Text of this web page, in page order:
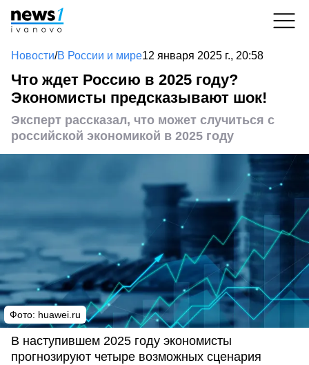
Новости/В России и мире12 января 2025 г., 20:58
Что ждет Россию в 2025 году?
Экономисты предсказывают шок!
Эксперт рассказал, что может случиться с
российской экономикой в 2025 году
Фото: huawei.ru
В наступившем 2025 году экономисты
прогнозируют четыре возможных сценария